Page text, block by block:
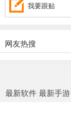
我要跟贴
网友热搜
最新软件 最新手游